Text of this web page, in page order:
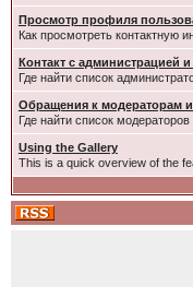
Просмотр профиля
Как просмотреть контактную
Контакт с администрацией
Где найти список
Обращения к модераторам
Где найти список
Using the Gallery
This is a quick overview of the